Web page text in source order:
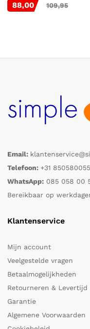
88,00 109,95
Email:
Telefoon: +31 850580055
WhatsApp: 085 058 00
Bereikbaar op
Klantenservice
Mijn account
Veelgestelde vragen
Betaalmogelijkheden
Retourneren & Levertijd
Garantie
Algemene Voorwaarden